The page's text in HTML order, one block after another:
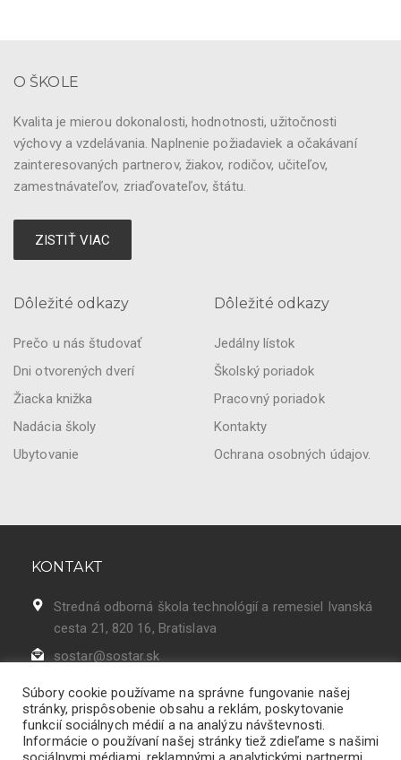
O ŠKOLE
Kvalita je mierou dokonalosti, hodnotnosti, užitočnosti
výchovy a vzdelávania. Naplnenie požiadaviek a očakávaní
zainteresovaných partnerov, žiakov, rodičov, učiteľov,
zamestnávateľov, zriaďovateľov, štátu.
ZISTIŤ VIAC
Dôležité odkazy
Prečo u nás študovať
Dni otvorených dverí
Žiacka knižka
Nadácia školy
Ubytovanie
Dôležité odkazy
Jedálny lístok
Školský poriadok
Pracovný poriadok
Kontakty
Ochrana osobných údajov.
KONTAKT
Stredná odborná škola technológií a remesiel Ivanská
cesta 21, 820 16, Bratislava
sostar@sostar.sk
02 43 42 50 86
Súbory cookie používame na správne fungovanie našej
stránky, prispôsobenie obsahu a reklám, poskytovanie
funkcií sociálnych médií a na analýzu návštevnosti.
Informácie o používaní našej stránky tiež zdieľame s našimi